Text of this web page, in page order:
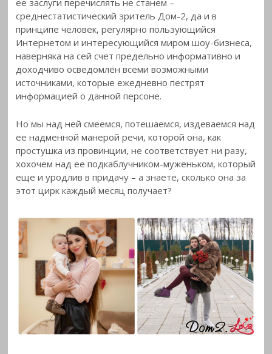
среднестатистический зритель Дом-2, да и в
принципе человек, регулярно пользующийся
Интернетом и интересующийся миром шоу-бизнеса,
наверняка на сей счет предельно информативно и
доходчиво осведомлён всеми возможными
источниками, которые ежедневно пестрят
информацией о данной персоне.
Но мы над ней смеемся, потешаемся, издеваемся над
ее надменной манерой речи, которой она, как
простушка из провинции, не соответствует ни разу,
хохочем над ее подкаблучником-муженьком, который
еще и уродлив в придачу – а знаете, сколько она за
этот цирк каждый месяц получает?